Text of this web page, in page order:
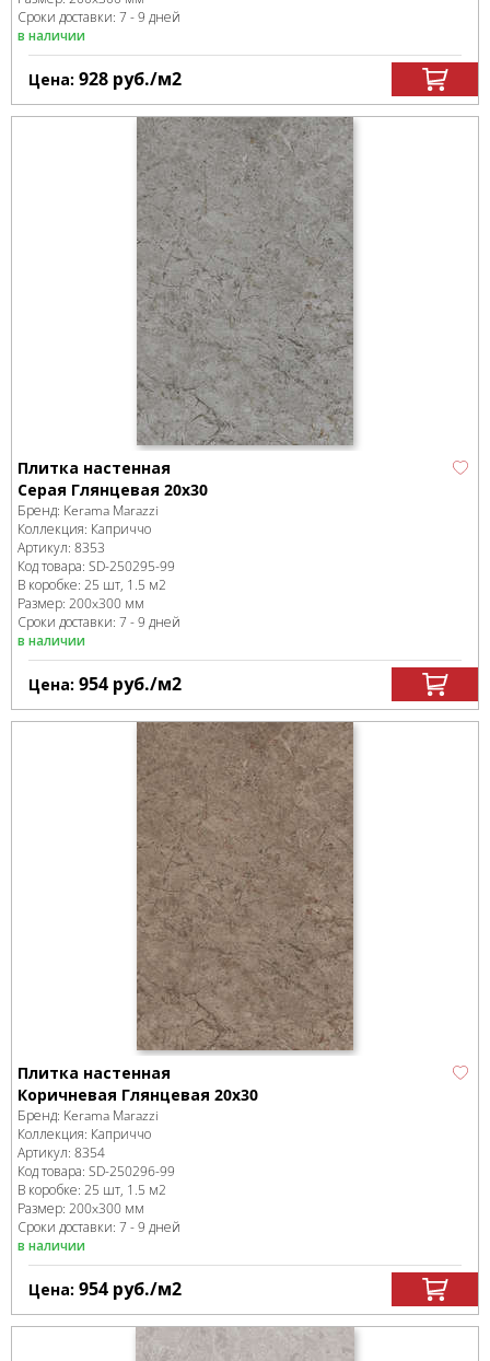
Сроки доставки: 7 - 9 дней
в наличии
Цена: 928 руб./м2
Плитка настенная
Серая Глянцевая 20x30
Бренд: Kerama Marazzi
Коллекция: Каприччо
Артикул: 8353
Код товара: SD-250295-99
В коробке: 25 шт, 1.5 м2
Размер: 200x300 мм
Сроки доставки: 7 - 9 дней
в наличии
Цена: 954 руб./м2
Плитка настенная
Коричневая Глянцевая 20x30
Бренд: Kerama Marazzi
Коллекция: Каприччо
Артикул: 8354
Код товара: SD-250296-99
В коробке: 25 шт, 1.5 м2
Размер: 200x300 мм
Сроки доставки: 7 - 9 дней
в наличии
Цена: 954 руб./м2